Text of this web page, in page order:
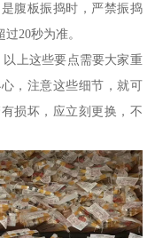
腹板振捣时，严禁振捣
20秒为准。
上这些要点需要大家重
，注意这些细节，就可
损坏，应立刻更换，不